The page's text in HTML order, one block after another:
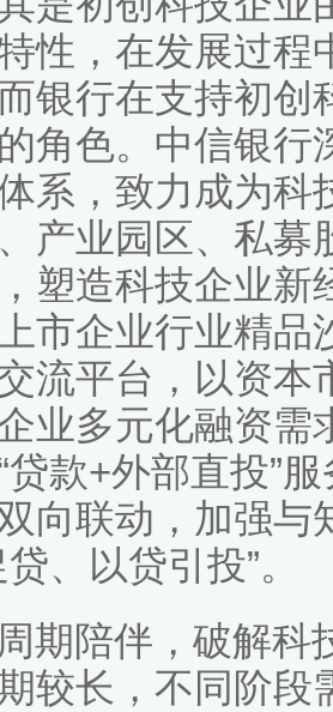
性，在发展过程
银行在支持初创
角色。中信银行
系，致力成为科
产业园区、私募
塑造科技企业新
市企业行业精品
流平台，以资本
业多元化融资需
贷款+外部直投”
向联动，加强与
、以贷引投”。
期陪伴，破解科
较长，不同阶段